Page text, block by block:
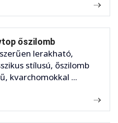
őszilomb
lerakható,
stílusú, őszilomb
kvarchomokkal ...